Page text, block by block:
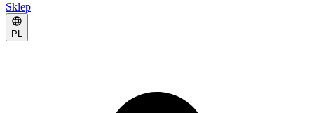
Sklep
PL